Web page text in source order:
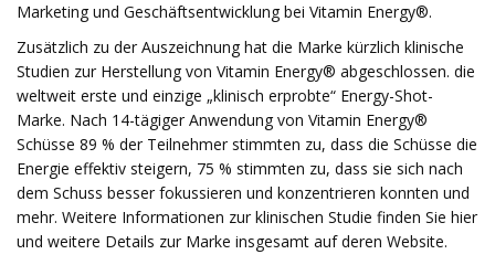
Marketing und Geschäftsentwicklung bei Vitamin Energy®.
Zusätzlich zu der Auszeichnung hat die Marke kürzlich klinische
Studien zur Herstellung von Vitamin Energy® abgeschlossen. die
weltweit erste und einzige „klinisch erprobte“ Energy-Shot-
Marke. Nach 14-tägiger Anwendung von Vitamin Energy®
Schüsse 89 % der Teilnehmer stimmten zu, dass die Schüsse die
Energie effektiv steigern, 75 % stimmten zu, dass sie sich nach
dem Schuss besser fokussieren und konzentrieren konnten und
mehr. Weitere Informationen zur klinischen Studie finden Sie hier
und weitere Details zur Marke insgesamt auf deren Website.